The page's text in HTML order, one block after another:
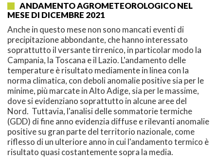
ANDAMENTO AGROMETEOROLOGICO NEL
MESE DI DICEMBRE 2021
Anche in questo mese non sono mancati eventi di
precipitazione abbondante, che hanno interessato
soprattutto il versante tirrenico, in particolar modo la
Campania, la Toscana e il Lazio. L'andamento delle
temperature è risultato mediamente in linea con la
norma climatica, con deboli anomalie positive sia per le
minime, più marcate in Alto Adige, sia per le massime,
dove si evidenziano soprattutto in alcune aree del
Nord. Tuttavia, l'analisi delle sommatorie termiche
(GDD) di fine anno evidenzia diffuse e rilevanti anomalie
positive su gran parte del territorio nazionale, come
riflesso di un ulteriore anno in cui l'andamento termico è
risultato quasi costantemente sopra la media.